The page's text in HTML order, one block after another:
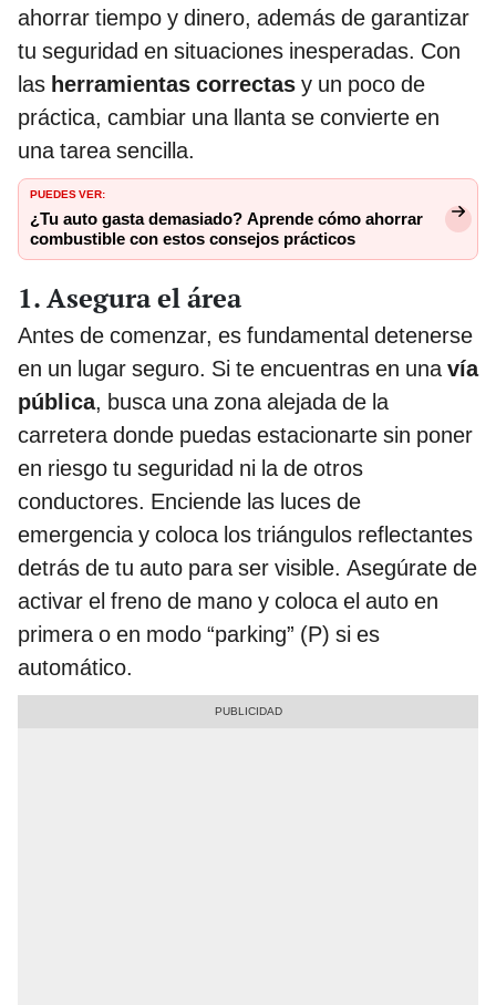
ahorrar tiempo y dinero, además de garantizar
tu seguridad en situaciones inesperadas. Con
las herramientas correctas y un poco de
práctica, cambiar una llanta se convierte en
una tarea sencilla.
PUEDES VER:
¿Tu auto gasta demasiado? Aprende cómo ahorrar
combustible con estos consejos prácticos
1. Asegura el área
Antes de comenzar, es fundamental detenerse
en un lugar seguro. Si te encuentras en unavía
pública, busca una zona alejada de la
carretera donde puedas estacionarte sin poner
en riesgo tu seguridad ni la de otros
conductores. Enciende las luces de
emergencia y coloca los triángulos reflectantes
detrás de tu auto para ser visible. Asegúrate de
activar el freno de mano y coloca el auto en
primera o en modo “parking” (P) si es
automático.